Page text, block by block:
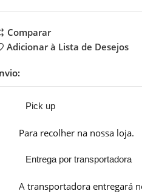
Comparar
Adicionar à Lista de Desejos
Pick up
Para recolher na nossa loja.
Entrega por transportadora
A transportadora entregará